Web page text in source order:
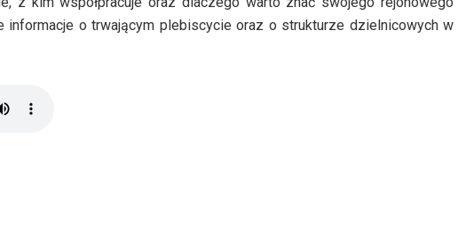
informacje o trwającym plebiscycie oraz o strukturze dzielnicowych w